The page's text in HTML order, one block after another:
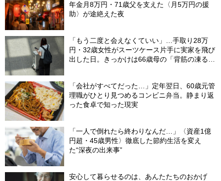
年金月8万円・71歳父を支えた〈月5万円の援
助〉が途絶えた夜
「もう二度と会えなくていい」…手取り28万
円・32歳女性がスーツケース片手に実家を飛び
出した日。きっかけは66歳母の「背筋の凍る一
「会社がすべてだった…」定年翌日、60歳元管
理職がひとり見つめるコンビニ弁当。静まり返
った食卓で知った現実
「一人で倒れたら終わりなんだ…」〈資産1億
円超・45歳男性〉徹底した節約生活を変え
た“深夜の出来事”
安心して暮らせるのは、あんたたちのおかげ